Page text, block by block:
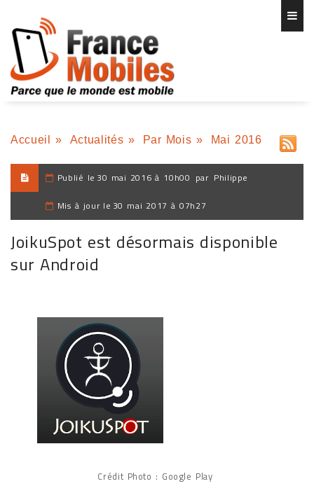
Accueil » Actualités » Par Mois » Mai 2016
Publié le 30 mai 2016 à 10h00 par Philippe
Mis à jour le 30 mai 2017 à 07h27
JoikuSpot est désormais disponible
sur Android
Crédit Photo : Google Play